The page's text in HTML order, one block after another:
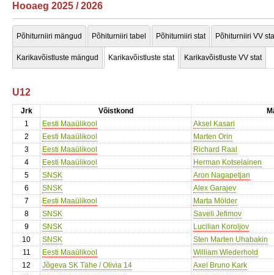
Hooaeg 2025 / 2026
Põhiturniiri mängud Põhiturniiri tabel Põhiturniiri stat Põhiturniiri VV
Karikavõistluste mängud Karikavõistluste stat Karikavõistluste VV stat
U12
Jrk Võistkond
1
Eesti Maaülikool
Aksel Kasari
2
Eesti Maaülikool
Marten Orin
3
Eesti Maaülikool
Richard Raal
4
Eesti Maaülikool
Herman Kotselainen
5
SNSK
Aron Nagapetjan
6
SNSK
Alex Garajev
7
Eesti Maaülikool
Marta Mölder
8
SNSK
Saveli Jefimov
9
SNSK
Lucilian Koroljov
10
SNSK
Sten Marten Uhabakin
11
Eesti Maaülikool
William Wiederhold
12
Jõgeva SK Tähe / Olivia 14
Axel Bruno Kark